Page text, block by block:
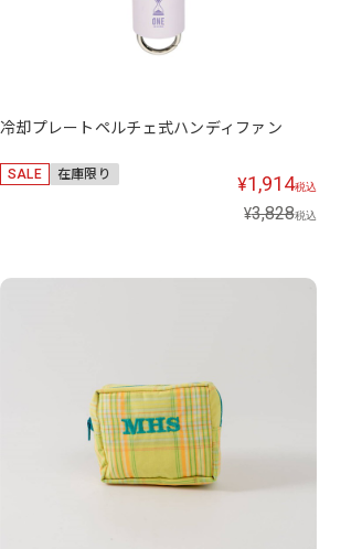
冷却プレートペルチェ式ハンディファン
SALE 在庫限り ¥1,914税込
¥3,828税込